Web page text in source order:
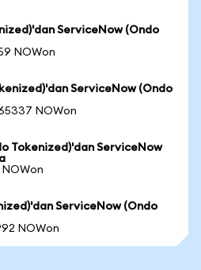
ServiceNow (Ondo
NOWon
ServiceNow (Ondo
NOWon
Tokenized)'dan ServiceNow
NOWon
ServiceNow (Ondo
NOWon